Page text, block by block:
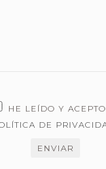
HE LEÍDO Y
DE